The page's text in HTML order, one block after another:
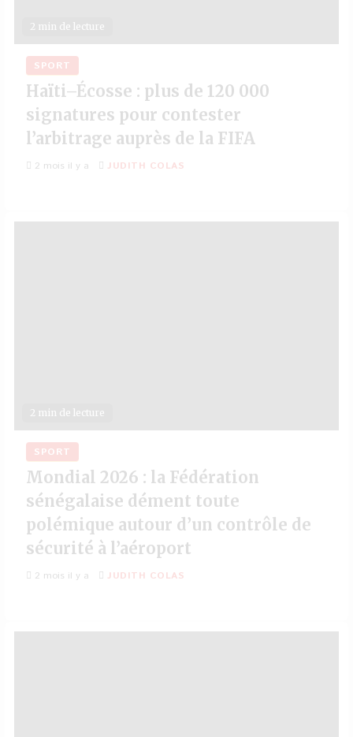
2 min de lecture
SPORT
Haïti–Écosse : plus de 120 000
signatures pour contester
l’arbitrage auprès de la FIFA
2 mois il y a JUDITH COLAS
2 min de lecture
SPORT
Mondial 2026 : la Fédération
sénégalaise dément toute
polémique autour d’un contrôle de
sécurité à l’aéroport
2 mois il y a JUDITH COLAS